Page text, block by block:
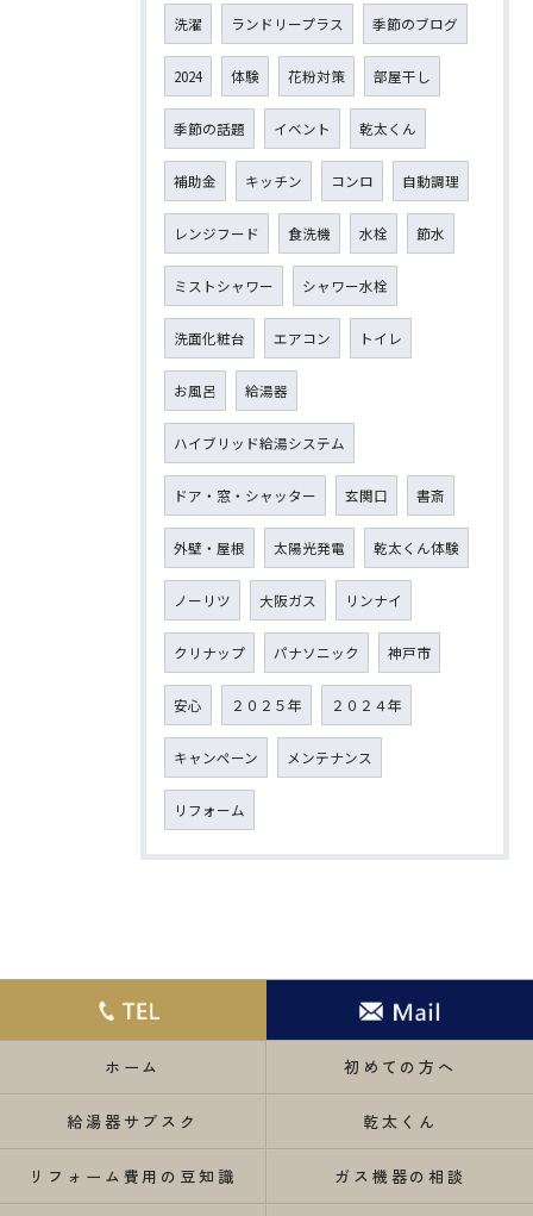
洗濯 ランドリープラス 季節のブログ
2024 体験 花粉対策 部屋干し
季節の話題 イベント 乾太くん
補助金 キッチン コンロ 自動調理
レンジフード 食洗機 水栓 節水
ミストシャワー シャワー水栓
洗面化粧台 エアコン トイレ
お風呂 給湯器
ハイブリッド給湯システム
ドア・窓・シャッター 玄関口 書斎
外壁・屋根 太陽光発電 乾太くん体験
ノーリツ 大阪ガス リンナイ
クリナップ パナソニック 神戸市
安心 ２０２５年 ２０２４年
キャンペーン メンテナンス
リフォーム
ホーム 初めての方へ
給湯器サブスク 乾太くん
リフォーム費用の豆知識 ガス機器の相談